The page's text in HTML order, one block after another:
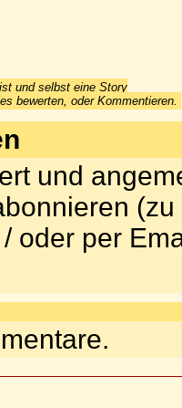
und selbst eine Story
bewerten, oder Kommentieren.
und
oder per